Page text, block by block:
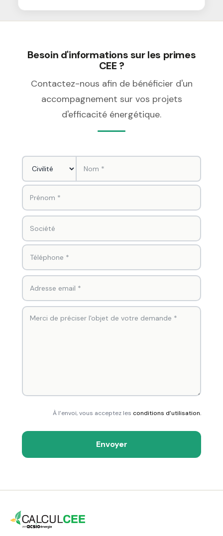
Besoin d'informations sur les primes
CEE ?
Contactez-nous afin de bénéficier d'un
accompagnement sur vos projets
d'efficacité énergétique.
À l’envoi, vous acceptez les conditions d’utilisation.
Envoyer